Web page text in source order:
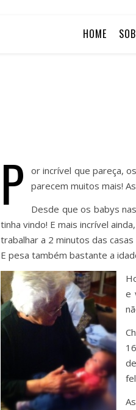
HOME
P
or incrível que pareça,
parecem muitos mais!
Desde que os babys
tinha vindo! E mais incrível
trabalhar a 2 minutos das
E pesa também bastante a
e